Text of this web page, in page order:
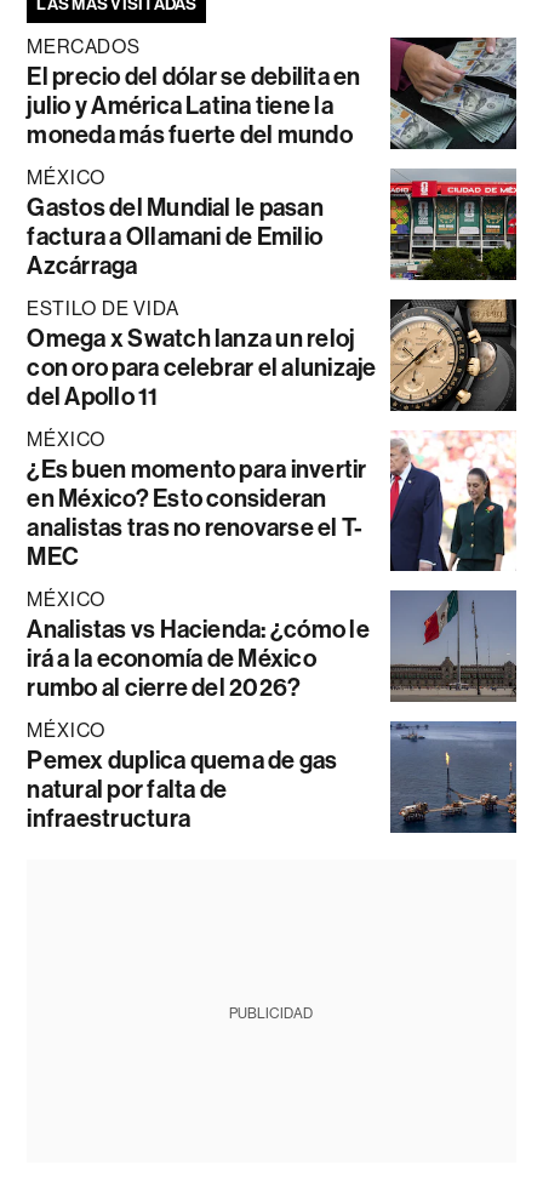
MERCADOS
El precio del dólar se debilita en
julio y América Latina tiene la
moneda más fuerte del mundo
MÉXICO
Gastos del Mundial le pasan
factura a Ollamani de Emilio
Azcárraga
ESTILO DE VIDA
Omega x Swatch lanza un reloj
con oro para celebrar el alunizaje
del Apollo 11
MÉXICO
¿Es buen momento para invertir
en México? Esto consideran
analistas tras no renovarse el T-
MEC
MÉXICO
Analistas vs Hacienda: ¿cómo le
irá a la economía de México
rumbo al cierre del 2026?
MÉXICO
Pemex duplica quema de gas
natural por falta de
infraestructura
PUBLICIDAD